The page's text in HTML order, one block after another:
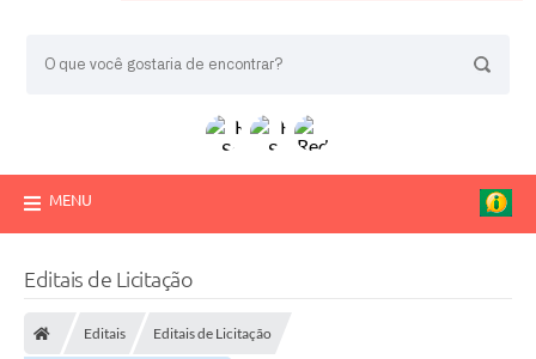
MENU
Editais de Licitação
Editais Editais de Licitação